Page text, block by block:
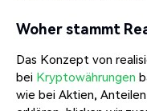
Woher stammt
Das Konzept von
bei Kryptowährungen
wie bei Aktien,